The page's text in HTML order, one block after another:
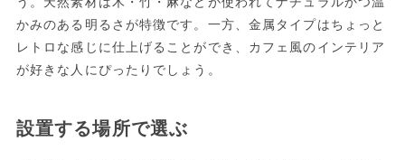
かみのある明るさが特徴です。一方、金属タイプはちょっと
レトロな感じに仕上げることができ、カフェ風のインテリア
が好きな人にぴったりでしょう。
設置する場所で選ぶ